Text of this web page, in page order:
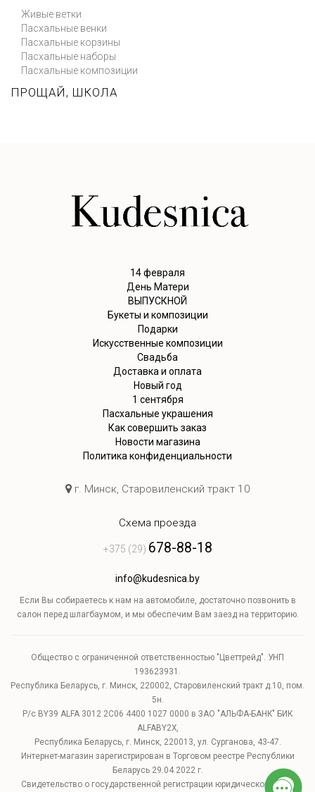
Живые ветки
Пасхальные венки
Пасхальные корзины
Пасхальные наборы
Пасхальные композиции
ПРОЩАЙ, ШКОЛА
14 февраля
День Матери
ВЫПУСКНОЙ
Букеты и композиции
Подарки
Искусственные композиции
Свадьба
Доставка и оплата
Новый год
1 сентября
Пасхальные украшения
Как совершить заказ
Новости магазина
Политика конфиденциальности
г. Минск, Старовиленский тракт 10
Схема проезда
+375 (29) 678-88-18
info@kudesnica.by
Если Вы собираетесь к нам на автомобиле, достаточно позвонить в
салон перед шлагбаумом, и мы обеспечим Вам заезд на территорию.
Общество с ограниченной ответственностью "Цветтрейд". УНП
193623931.
Республика Беларусь, г. Минск, 220002, Старовиленский тракт д.10, пом.
5н.
Р/с BY39 ALFA 3012 2C06 4400 1027 0000 в ЗАО "АЛЬФА-БАНК" БИК
ALFABY2X,
Республика Беларусь, г. Минск, 220013, ул. Сурганова, 43-47.
Интернет-магазин зарегистрирован в Торговом реестре Республики
Беларусь 29.04.2022 г.
Свидетельство о государственной регистрации юридического лица